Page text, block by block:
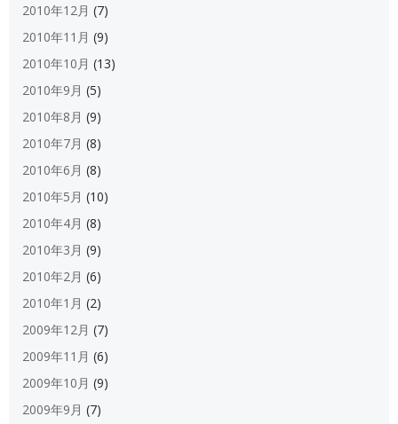
2010年12月 (7)
2010年11月 (9)
2010年10月 (13)
2010年9月 (5)
2010年8月 (9)
2010年7月 (8)
2010年6月 (8)
2010年5月 (10)
2010年4月 (8)
2010年3月 (9)
2010年2月 (6)
2010年1月 (2)
2009年12月 (7)
2009年11月 (6)
2009年10月 (9)
2009年9月 (7)